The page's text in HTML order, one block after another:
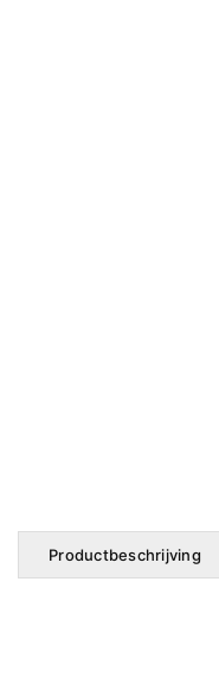
Productbeschrijving